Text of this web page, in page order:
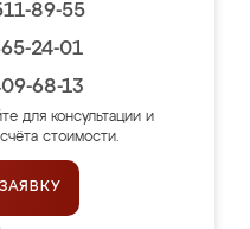
89-55
24-01
68-13
для консультации и
стоимости.